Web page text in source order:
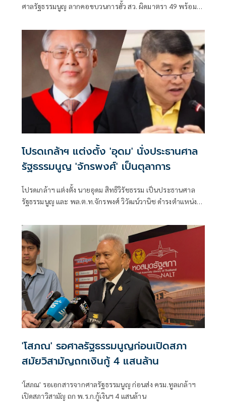
ศาลรัฐธรรมนูญ ลากคอขบวนการฮั้ว สว. ผิดมาตรา 49 พร้อม
โปรดเกล้าฯ แต่งตั้ง 'อุดม' นั่งประธานศาล
รัฐธรรมนูญ 'จักรพงศ์' เป็นตุลาการ
โปรดเกล้าฯ แต่งตั้ง นายอุดม สิทธิวิรัชธรรม เป็นประธานศาล
รัฐธรรมนูญ และ พล.ต.ท.จักรพงศ์ วิวัฒน์วานิช ดำรงตำแหน่ง
เป็นต้นไป
'โสภณ' รอศาลรัฐธรรมนูญก่อนเปิดสภา
สมัยวิสามัญถกเงินกู้ 4 แสนล้าน
'โสภณ' รอเอกสารจากศาลรัฐธรรมนูญ ก่อนส่ง ครม.ทูลเกล้าฯ
เปิดสภาวิสามัญ ถก พ.ร.ก.กู้เงินฯ 4 แสนล้าน